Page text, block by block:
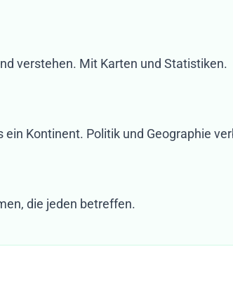
verstehen. Mit Karten und Statistiken.
Kontinent. Politik und Geographie
die jeden betreffen.